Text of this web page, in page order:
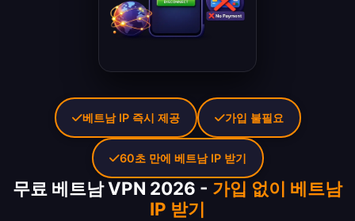
무료 베트남 VPN 2026 - 가입 없이 베트남
IP 받기
베트남 IP 즉시 제공 가입 불필요
60초 만에 베트남 IP 받기